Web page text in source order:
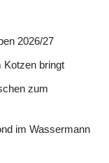
2026/27
Kotzen bringt
zum
im Wassermann